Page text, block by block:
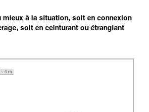
mieux à la situation, soit en connexion
soit en ceinturant ou étranglant